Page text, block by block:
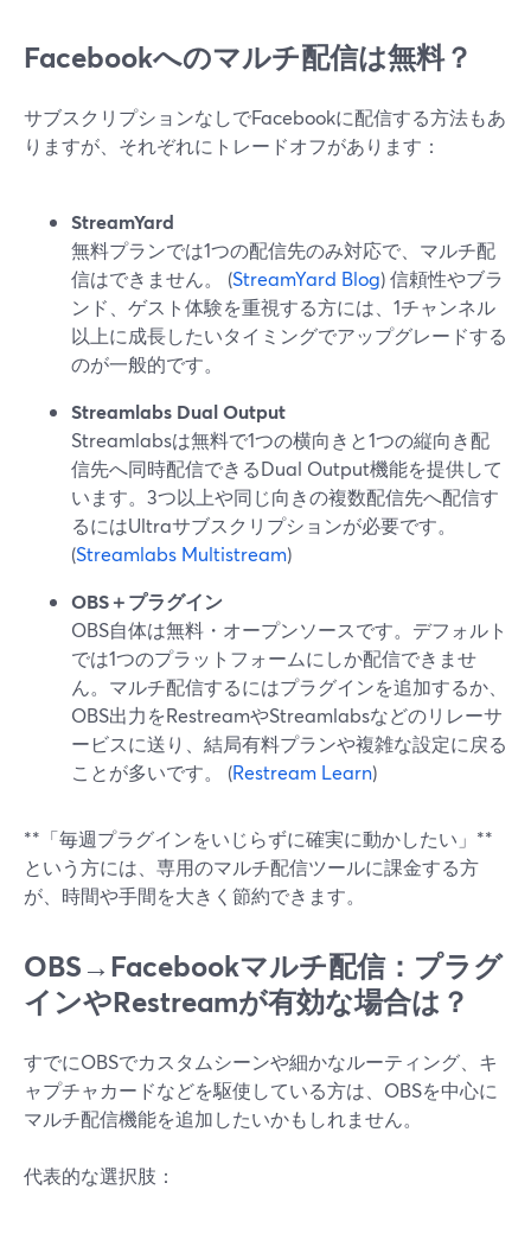
Facebookへのマルチ配信は無料？
サブスクリプションなしでFacebookに配信する方法もあ
りますが、それぞれにトレードオフがあります：
StreamYard
無料プランでは1つの配信先のみ対応で、マルチ配
信はできません。 (StreamYard Blog) 信頼性やブラ
ンド、ゲスト体験を重視する方には、1チャンネル
以上に成長したいタイミングでアップグレードする
のが一般的です。
Streamlabs Dual Output
Streamlabsは無料で1つの横向きと1つの縦向き配
信先へ同時配信できるDual Output機能を提供して
います。3つ以上や同じ向きの複数配信先へ配信す
るにはUltraサブスクリプションが必要です。
(Streamlabs Multistream)
OBS＋プラグイン
OBS自体は無料・オープンソースです。デフォルト
では1つのプラットフォームにしか配信できませ
ん。マルチ配信するにはプラグインを追加するか、
OBS出力をRestreamやStreamlabsなどのリレーサ
ービスに送り、結局有料プランや複雑な設定に戻る
ことが多いです。 (Restream Learn)
**「毎週プラグインをいじらずに確実に動かしたい」**
という方には、専用のマルチ配信ツールに課金する方
が、時間や手間を大きく節約できます。
OBS→Facebookマルチ配信：プラグ
インやRestreamが有効な場合は？
すでにOBSでカスタムシーンや細かなルーティング、キ
ャプチャカードなどを駆使している方は、OBSを中心に
マルチ配信機能を追加したいかもしれません。
代表的な選択肢：